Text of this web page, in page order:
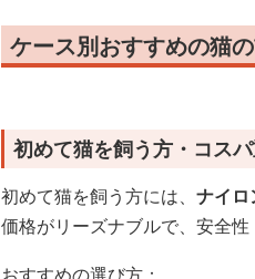
ケース別おすすめの猫
初めて猫を飼う方・コス
初めて猫を飼う方には、 ナイロ
価格がリーズナブルで、安全性